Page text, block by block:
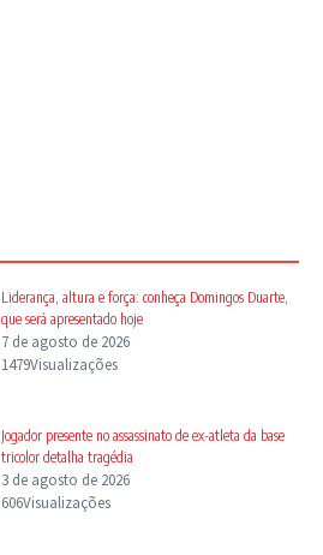
Liderança, altura e força: conheça Domingos Duarte,
que será apresentado hoje
7 de agosto de 2026
1479Visualizações
Jogador presente no assassinato de ex-atleta da base
tricolor detalha tragédia
3 de agosto de 2026
606Visualizações